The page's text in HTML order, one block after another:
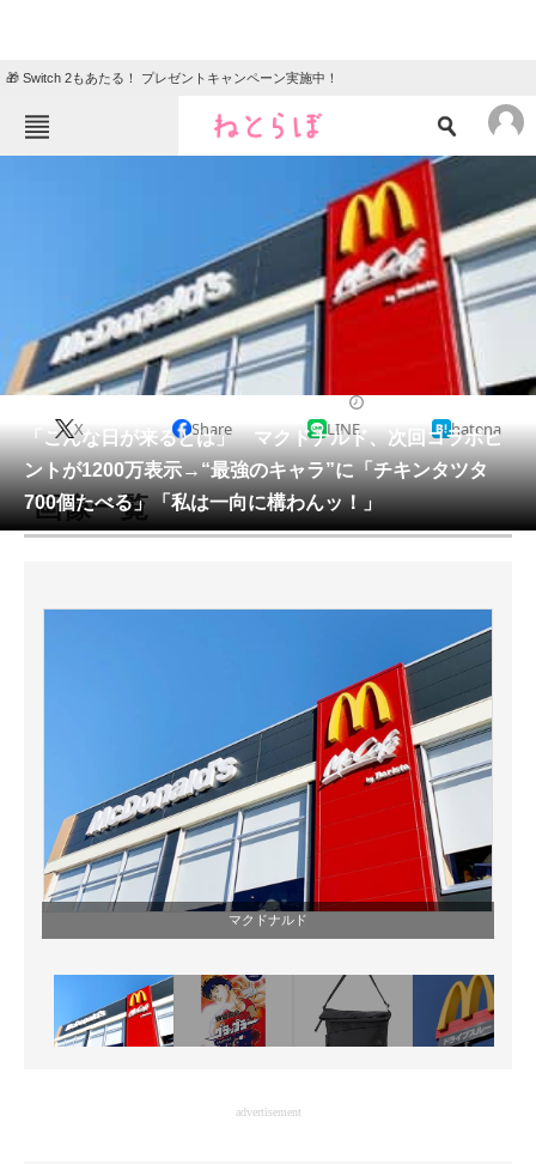
🎁 Switch 2もあたる！ プレゼントキャンペーン実施中！
ニュース
地域
住まい 教育・育児
動物 リサーチ
会員記事
メディア
注目記事を集めた総合ページ
好きが集まる 比べて選べる
ビジネスと働き方のヒント
AI活用のいまが分かる
企業ITのトレンドを詳説
マーケ×ITの今がよく分かる
ITエンジニア向け専門サイト
「こんな日が来るとは」 マクドナルド、次回コラボヒ
ントが1200万表示→“最強のキャラ”に「チキンタツタ
700個たべる」「私は一向に構わんッ！」
X Share LINE hatena
画像一覧
マクドナルド
advertisement